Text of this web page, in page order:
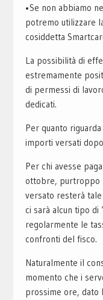
•Se non abbiamo
potremo utilizzare
cosiddetta
La possibilità di
estremamente
di permessi di
dedicati.
Per quanto
importi versati
Per chi avesse
ottobre, purtroppo
versato resterà
ci sarà alcun tipo
regolarmente le
confronti del fisco.
Naturalmente il
momento che i
prossime ore, dato